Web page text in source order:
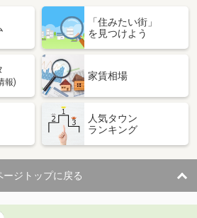
「住みたい街」
を見つけよう
報)
家賃相場
人気タウン
ランキング
ージトップに戻る